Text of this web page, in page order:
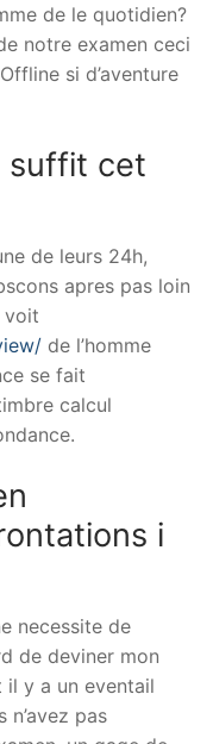
de le quotidien?
notre examen ceci
si d’aventure
suffit cet
de leurs 24h,
apres pas loin
voit
de l’homme
se fait
calcul
i
necessite de
de deviner mon
y a un eventail
pas